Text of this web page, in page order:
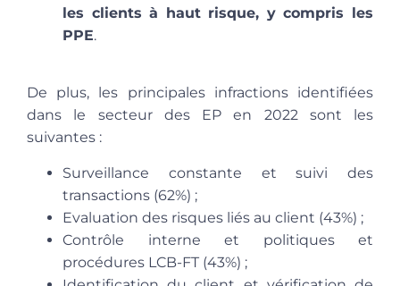
les clients à haut risque, y compris les
PPE.
De plus, les principales infractions identifiées
dans le secteur des EP en 2022 sont les
suivantes :
Surveillance constante et suivi des
transactions (62%) ;
Evaluation des risques liés au client (43%) ;
Contrôle interne et politiques et
procédures LCB-FT (43%) ;